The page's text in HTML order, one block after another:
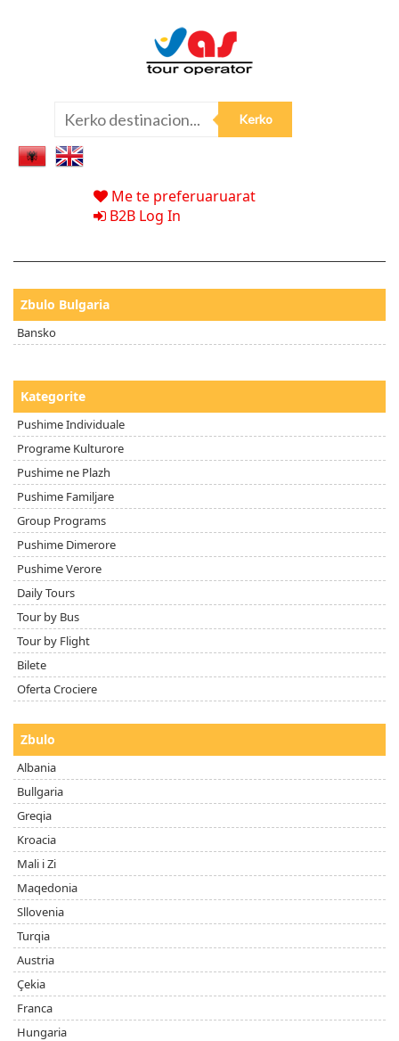
Me te preferuaruarat
B2B Log In
Zbulo Bulgaria
Bansko
Kategorite
Pushime Individuale
Programe Kulturore
Pushime ne Plazh
Pushime Familjare
Group Programs
Pushime Dimerore
Pushime Verore
Daily Tours
Tour by Bus
Tour by Flight
Bilete
Oferta Crociere
Zbulo
Albania
Bullgaria
Greqia
Kroacia
Mali i Zi
Maqedonia
Sllovenia
Turqia
Austria
Çekia
Franca
Hungaria